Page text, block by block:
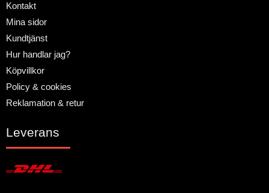
Kontakt
Mina sidor
Kundtjänst
Hur handlar jag?
Köpvillkor
Policy & cookies
Reklamation & retur
Leverans